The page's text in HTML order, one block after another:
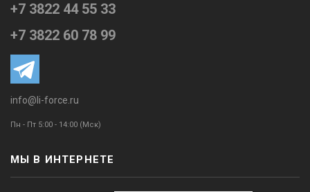
+7 3822 44 55 33
+7 3822 60 78 99
info@li-force.ru
Пн - Пт 5:00 - 14:00 (Мск)
МЫ В ИНТЕРНЕТЕ